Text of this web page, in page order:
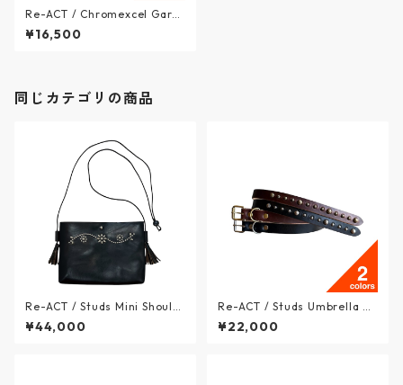
Re-ACT / Chromexcel Garri
son Belt - クロムエクエルレ
ザー ギャリソンベルト - 2col
¥16,500
同じカテゴリの商品
Re-ACT / Studs Mini Should
er Bag - スタッズ ミニショル
ダー バッグ クロムエクセルレ
¥44,000
Re-ACT / Studs Umbrella Na
rrow Long Belt - スタッズ ア
ンブレラ ナロー レザーロング
¥22,000